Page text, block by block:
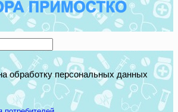
обработку персональных данных